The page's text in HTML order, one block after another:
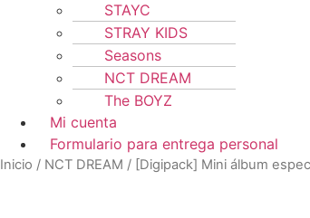
STAYC
STRAY KIDS
Seasons
NCT DREAM
The BOYZ
Mi cuenta
Formulario para entrega personal
Inicio / NCT DREAM / [Digipack] Mini álbum